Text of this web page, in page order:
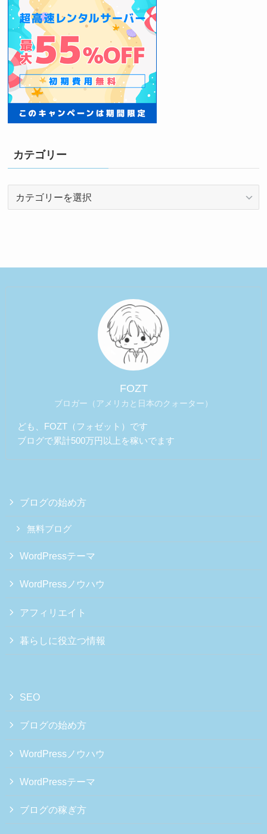
カテゴリー
FOZT
ブロガー（アメリカと日本のクォーター）
ども、FOZT（フォゼット）です
ブログで累計500万円以上を稼いでます
ブログの始め方
無料ブログ
WordPressテーマ
WordPressノウハウ
アフィリエイト
暮らしに役立つ情報
SEO
ブログの始め方
WordPressノウハウ
WordPressテーマ
ブログの稼ぎ方